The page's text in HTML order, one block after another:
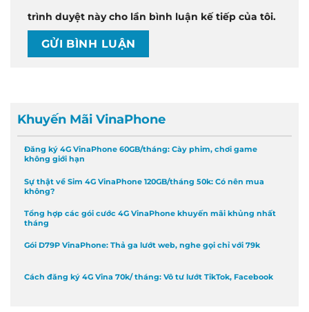
trình duyệt này cho lần bình luận kế tiếp của tôi.
Khuyến Mãi VinaPhone
Đăng ký 4G VinaPhone 60GB/tháng: Cày phim, chơi game
không giới hạn
Sự thật về Sim 4G VinaPhone 120GB/tháng 50k: Có nên mua
không?
Tổng hợp các gói cước 4G VinaPhone khuyến mãi khủng nhất
tháng
Gói D79P VinaPhone: Thả ga lướt web, nghe gọi chỉ với 79k
Cách đăng ký 4G Vina 70k/ tháng: Vô tư lướt TikTok, Facebook